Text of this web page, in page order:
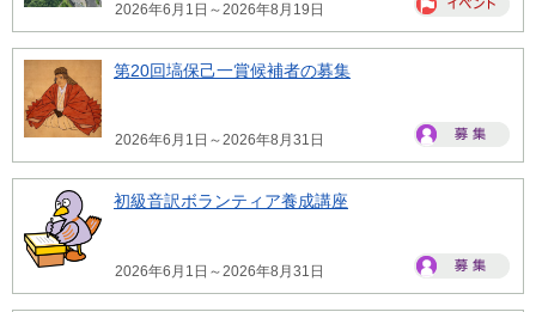
2026年6月1日～2026年8月19日
第20回塙保己一賞候補者の募集
2026年6月1日～2026年8月31日
初級音訳ボランティア養成講座
2026年6月1日～2026年8月31日